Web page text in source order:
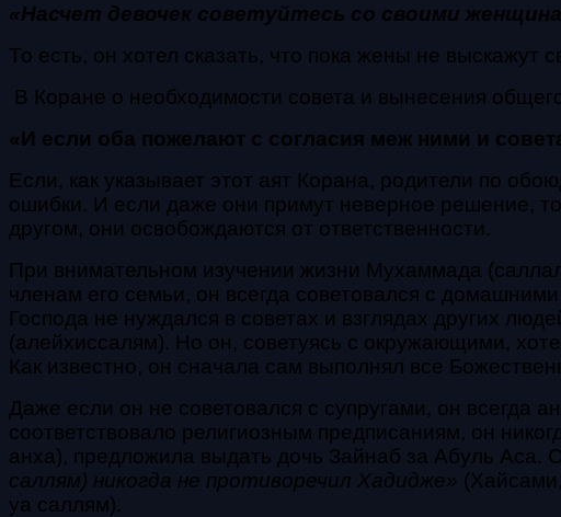
«Насчет девочек советуйтесь со своими
То есть, он хотел сказать, что пока жены не
В Коране о необходимости совета и вынесения
«И если оба пожелают с согласия меж ними и
Если, как указывает этот аят Корана, родители по
ошибки. И если даже они примут неверное решение,
другом, они освобождаются от ответственности.
При внимательном изучении жизни Мухаммада
членам его семьи, он всегда советовался с
Господа не нуждался в советах и взглядах других
(алейхиссалям). Но он, советуясь с окружающими,
Как известно, он сначала сам выполнял все
Даже если он не советовался с супругами, он всегда
соответствовало религиозным предписаниям, он
анха), предложила выдать дочь Зайнаб за Абуль Аса.
саллям) никогда не противоречил Хадидже»
уа саллям).